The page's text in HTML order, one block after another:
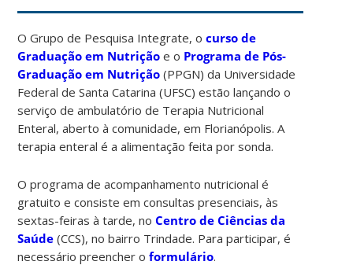
O Grupo de Pesquisa Integrate, ocurso de
Graduação em Nutriçãoe o Programa de Pós-
Graduação em Nutrição (PPGN) da Universidade
Federal de Santa Catarina (UFSC) estão lançando o
serviço de ambulatório de Terapia Nutricional
Enteral, aberto à comunidade, em Florianópolis. A
terapia enteral é a alimentação feita por sonda.
O programa de acompanhamento nutricional é
gratuito e consiste em consultas presenciais, às
sextas-feiras à tarde, noCentro de Ciências da
Saúde (CCS), no bairro Trindade. Para participar, é
necessário preencher oformulário.